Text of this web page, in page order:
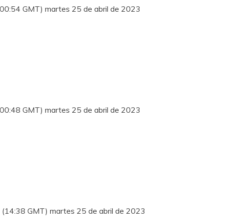
GMT) martes 25 de abril de 2023
GMT) martes 25 de abril de 2023
(14:38 GMT) martes 25 de abril de 2023